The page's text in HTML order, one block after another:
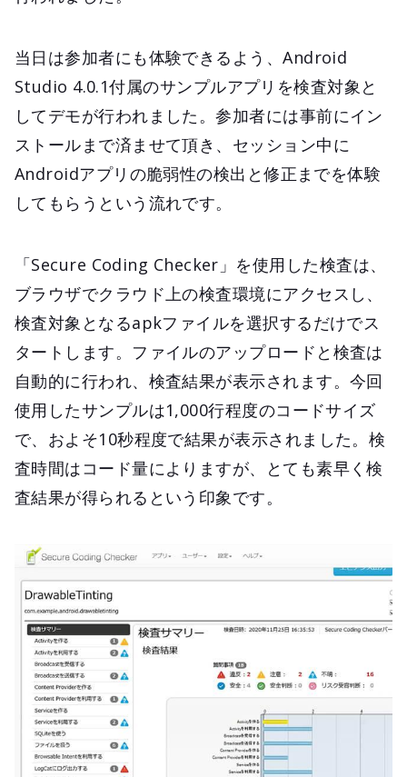
当日は参加者にも体験できるよう、Android
Studio 4.0.1付属のサンプルアプリを検査対象と
してデモが行われました。参加者には事前にイン
ストールまで済ませて頂き、セッション中に
Androidアプリの脆弱性の検出と修正までを体験
してもらうという流れです。
「Secure Coding Checker」を使用した検査は、
ブラウザでクラウド上の検査環境にアクセスし、
検査対象となるapkファイルを選択するだけでス
タートします。ファイルのアップロードと検査は
自動的に行われ、検査結果が表示されます。今回
使用したサンプルは1,000行程度のコードサイズ
で、およそ10秒程度で結果が表示されました。検
査時間はコード量によりますが、とても素早く検
査結果が得られるという印象です。